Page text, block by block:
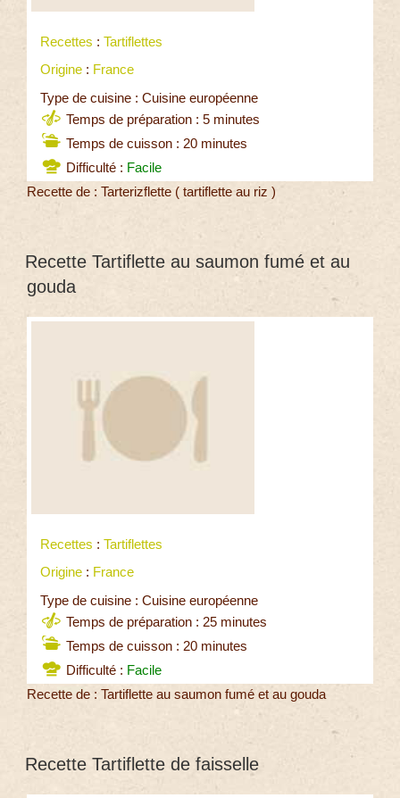
Recettes : Tartiflettes
Origine : France
Type de cuisine : Cuisine européenne
Temps de préparation : 5 minutes
Temps de cuisson : 20 minutes
Difficulté : Facile
Recette de : Tarterizflette ( tartiflette au riz )
Recette Tartiflette au saumon fumé et au
gouda
Recettes : Tartiflettes
Origine : France
Type de cuisine : Cuisine européenne
Temps de préparation : 25 minutes
Temps de cuisson : 20 minutes
Difficulté : Facile
Recette de : Tartiflette au saumon fumé et au gouda
Recette Tartiflette de faisselle